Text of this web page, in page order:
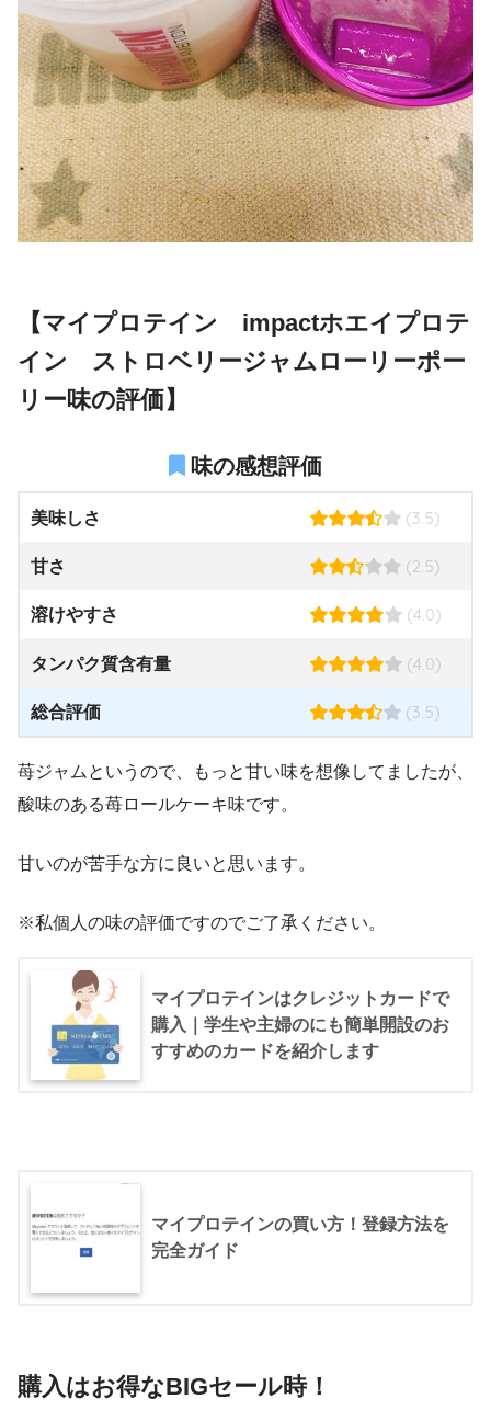
【マイプロテイン impactホエイプロテ
イン ストロベリージャムローリーポー
リー味の評価】
味の感想評価
美味しさ (3.5)
甘さ (2.5)
溶けやすさ (4.0)
タンパク質含有量 (4.0)
総合評価 (3.5)
苺ジャムというので、もっと甘い味を想像してましたが、
酸味のある苺ロールケーキ味です。
甘いのが苦手な方に良いと思います。
※私個人の味の評価ですのでご了承ください。
マイプロテインはクレジットカードで
購入｜学生や主婦のにも簡単開設のお
すすめのカードを紹介します
マイプロテインの買い方！登録方法を
完全ガイド
購入はお得なBIGセール時！